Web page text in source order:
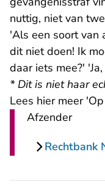
nuttig, niet van
'Als een soort van
dit niet doen! Ik
daar iets mee?'
* Dit is niet haar
Lees hier meer
Afzender
Rechtbank